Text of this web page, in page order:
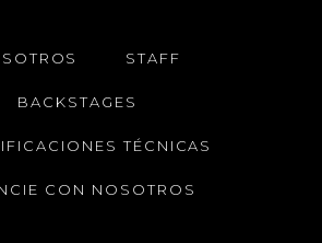
STAFF
BACKSTAGES
TÉCNICAS
CON NOSOTROS